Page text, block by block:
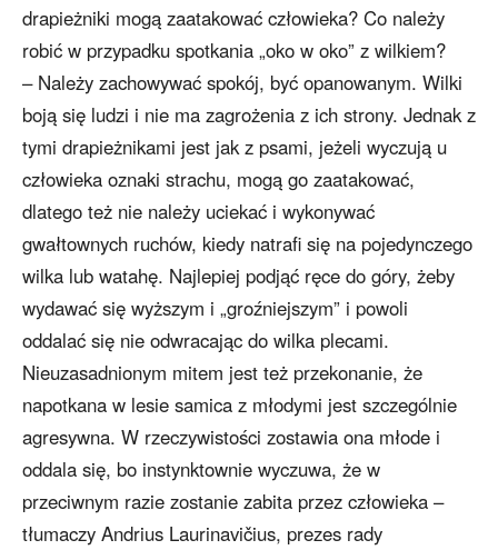
drapieżniki mogą zaatakować człowieka? Co należy
robić w przypadku spotkania „oko w oko” z wilkiem?
– Należy zachowywać spokój, być opanowanym. Wilki
boją się ludzi i nie ma zagrożenia z ich strony. Jednak z
tymi drapieżnikami jest jak z psami, jeżeli wyczują u
człowieka oznaki strachu, mogą go zaatakować,
dlatego też nie należy uciekać i wykonywać
gwałtownych ruchów, kiedy natrafi się na pojedynczego
wilka lub watahę. Najlepiej podjąć ręce do góry, żeby
wydawać się wyższym i „groźniejszym” i powoli
oddalać się nie odwracając do wilka plecami.
Nieuzasadnionym mitem jest też przekonanie, że
napotkana w lesie samica z młodymi jest szczególnie
agresywna. W rzeczywistości zostawia ona młode i
oddala się, bo instynktownie wyczuwa, że w
przeciwnym razie zostanie zabita przez człowieka –
tłumaczy Andrius Laurinavičius, prezes rady